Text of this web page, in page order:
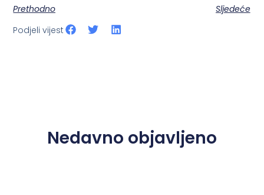
Prethodno
Sljedeće
Podjeli vijest
Nedavno objavljeno